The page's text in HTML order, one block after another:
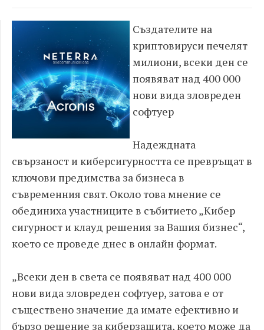
Създателите на
криптовируси печелят
милиони, всеки ден се
появяват над 400 000
нови вида зловреден
софтуер
Надеждната
свързаност и киберсигурността се превръщат в
ключови предимства за бизнеса в
съвременния свят. Около това мнение се
обединиха участниците в събитието „Кибер
сигурност и клауд решения за Вашия бизнес“,
което се проведе днес в онлайн формат.
„Всеки ден в света се появяват над 400 000
нови вида зловреден софтуер, затова е от
съществено значение да имате ефективно и
бързо решение за киберзащита, което може да